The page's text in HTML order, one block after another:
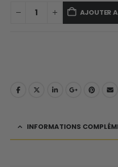
AJOUTER
INFORMATIONS